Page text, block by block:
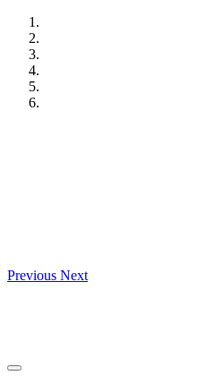
Skip
content
Previous Next